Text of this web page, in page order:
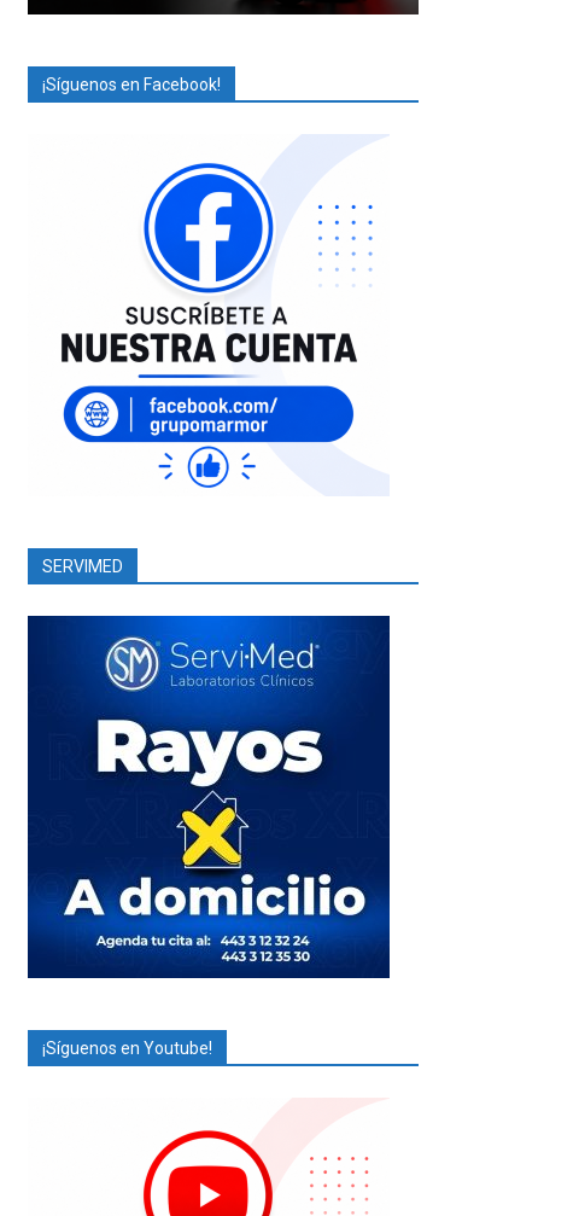
¡Síguenos en Facebook!
SERVIMED
¡Síguenos en Youtube!